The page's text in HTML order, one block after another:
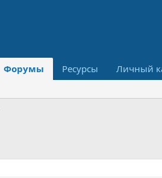
Форумы Ресурсы Личный